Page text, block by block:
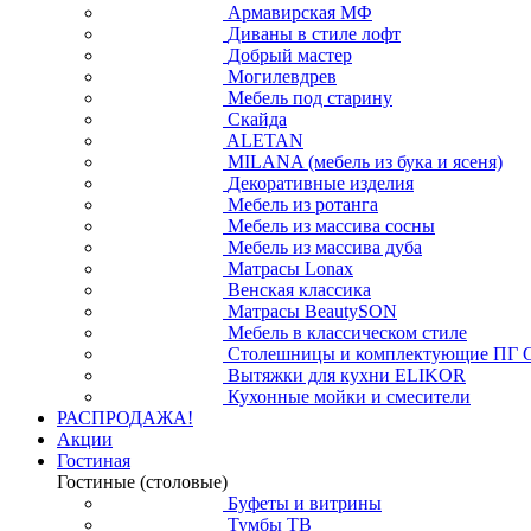
Армавирская МФ
Диваны в стиле лофт
Добрый мастер
Могилевдрев
Мебель под старину
Скайда
ALETAN
MILANA (мебель из бука и ясеня)
Декоративные изделия
Мебель из ротанга
Мебель из массива сосны
Мебель из массива дуба
Матрасы Lonax
Венская классика
Матрасы BeautySON
Мебель в классическом стиле
Столешницы и комплектующие ПГ
Вытяжки для кухни ELIKOR
Кухонные мойки и смесители
РАСПРОДАЖА!
Акции
Гостиная
Гостиные (столовые)
Буфеты и витрины
Тумбы ТВ